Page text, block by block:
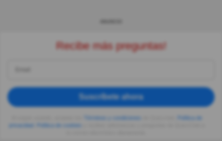
Recibe más preguntas!
Suscríbete ahora
privacidad